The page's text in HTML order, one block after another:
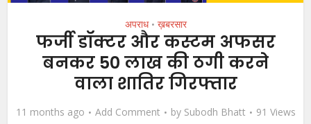
अपराध • ख़बरसार
फर्जी डॉक्टर और कस्टम अफसर
बनकर 50 लाख की ठगी करने
वाला शातिर गिरफ्तार
11 months ago Add Comment by Subodh Bhatt 91 Views